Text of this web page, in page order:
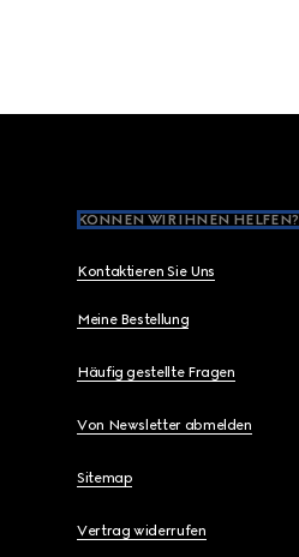
KÖNNEN WIR IHNEN HELFEN?
Kontaktieren Sie Uns
Meine Bestellung
Häufig gestellte Fragen
Von Newsletter abmelden
Sitemap
Vertrag widerrufen